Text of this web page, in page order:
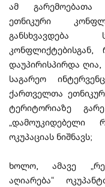
ამ გარემოებათა
ეთნიკური
განსხვავდება
დაუპირისპირდა
საგარეო
ქართველთა
ტერიტორიაზე
„დამოუკიდებელი
ოკუპაციას ნიშნავს;
ხოლო, ამავე
აღიარება“